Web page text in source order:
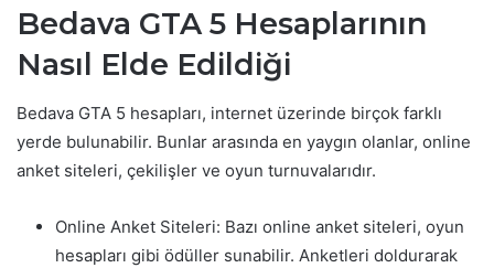
Bedava GTA 5 Hesaplarının
Nasıl Elde Edildiği
Bedava GTA 5 hesapları, internet üzerinde birçok farklı
yerde bulunabilir. Bunlar arasında en yaygın olanlar, online
anket siteleri, çekilişler ve oyun turnuvalarıdır.
Online Anket Siteleri: Bazı online anket siteleri, oyun
hesapları gibi ödüller sunabilir. Anketleri doldurarak